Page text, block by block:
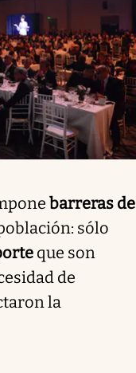
barreras de
sólo
que son
de
la